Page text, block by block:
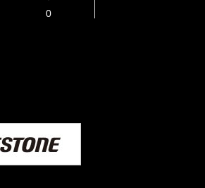
0